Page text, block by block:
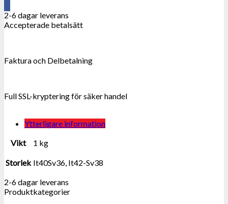
2-6 dagar leverans
Accepterade betalsätt
Faktura och Delbetalning
Full SSL-kryptering för säker handel
Ytterligare information
Vikt
1 kg
Storlek It40Sv36, It42-Sv38
2-6 dagar leverans
Produktkategorier